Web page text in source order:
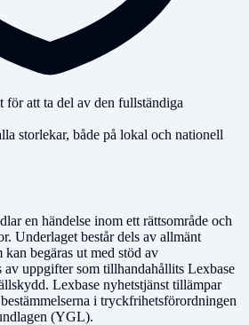
för att ta del av den fullständiga
storlekar, både på lokal och nationell
en händelse inom ett rättsområde och
Underlaget består dels av allmänt
begäras ut med stöd av
uppgifter som tillhandahållits Lexbase
Lexbase nyhetstjänst tillämpar
i tryckfrihetsförordningen
(YGL).